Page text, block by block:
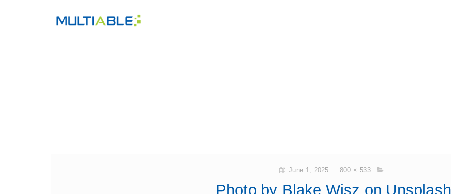
June 1, 2025 800 × 533
Photo by Blake Wisz on Unsplash